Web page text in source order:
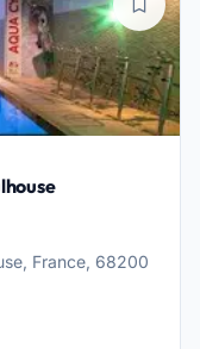
France, 68200